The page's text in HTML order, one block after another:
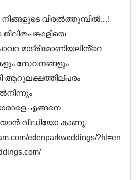
നിങ്ങളുടെ വിരൽത്തുമ്പിൽ…!
മാട്രിമോണിയലിൻ്റെ
സേവനങ്ങളും
ആറുലക്ഷത്തില്പരം
എങ്ങനെ
വീഡിയോ കാണു.
edenparkweddings/?hl=en